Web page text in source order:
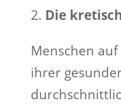
Die
Menschen
ihrer